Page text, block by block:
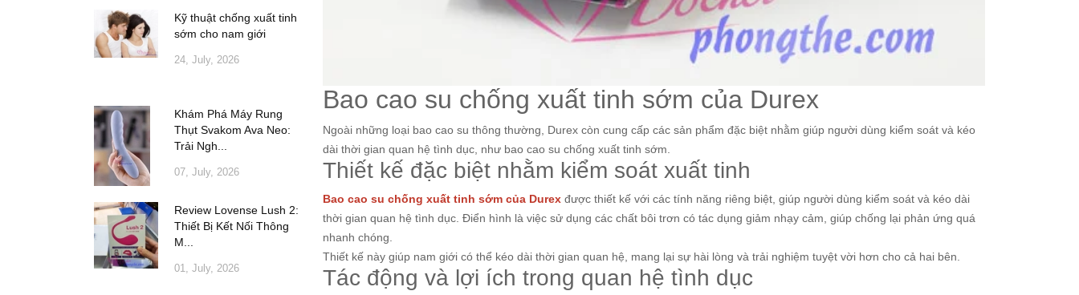
Bao cao su chống xuất tinh sớm của Durex
Ngoài những loại bao cao su thông thường, Durex còn cung cấp các sản phẩm đặc biệt nhằm giúp người dùng kiểm soát và kéo
dài thời gian quan hệ tình dục, như bao cao su chống xuất tinh sớm.
Thiết kế đặc biệt nhằm kiểm soát xuất tinh
Bao cao su chống xuất tinh sớm của Durex được thiết kế với các tính năng riêng biệt, giúp người dùng kiểm soát và kéo dài
thời gian quan hệ tình dục. Điển hình là việc sử dụng các chất bôi trơn có tác dụng giảm nhạy cảm, giúp chống lại phản ứng quá
nhanh chóng.
Thiết kế này giúp nam giới có thể kéo dài thời gian quan hệ, mang lại sự hài lòng và trải nghiệm tuyệt vời hơn cho cả hai bên.
Tác động và lợi ích trong quan hệ tình dục
Kỹ thuật chống xuất tinh
sớm cho nam giới
24, July, 2026
Khám Phá Máy Rung
Thụt Svakom Ava Neo:
Trải Ngh...
07, July, 2026
Review Lovense Lush 2:
Thiết Bị Kết Nối Thông
M...
01, July, 2026